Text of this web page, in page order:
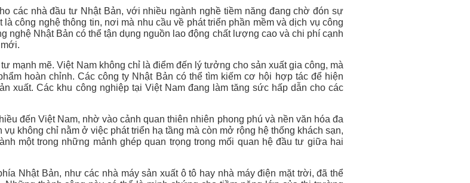
các nhà đầu tư Nhật Bản, với nhiều ngành nghề tiềm năng đang chờ đón sự
công nghệ thông tin, nơi mà nhu cầu về phát triển phần mềm và dịch vụ công
nghệ Nhật Bản có thể tận dụng nguồn lao động chất lượng cao và chi phí cạnh
mạnh mẽ. Việt Nam không chỉ là điểm đến lý tưởng cho sản xuất gia công, mà
hoàn chỉnh. Các công ty Nhật Bản có thể tìm kiếm cơ hội hợp tác để hiện
xuất. Các khu công nghiệp tại Việt Nam đang làm tăng sức hấp dẫn cho các
đến Việt Nam, nhờ vào cảnh quan thiên nhiên phong phú và nền văn hóa đa
không chỉ nằm ở việc phát triển hạ tầng mà còn mở rộng hệ thống khách sạn,
một trong những mảnh ghép quan trọng trong mối quan hệ đầu tư giữa hai
Nhật Bản, như các nhà máy sản xuất ô tô hay nhà máy điện mặt trời, đã thể